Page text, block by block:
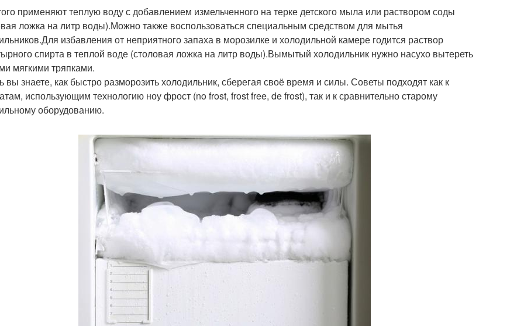
применяют теплую воду с добавлением измельченного на терке детского мыла или раствором соды
ложка на литр воды).Можно также воспользоваться специальным средством для мытья
избавления от неприятного запаха в морозилке и холодильной камере годится раствор
спирта в теплой воде (столовая ложка на литр воды).Вымытый холодильник нужно насухо вытереть
мягкими тряпками.
вы знаете, как быстро разморозить холодильник, сберегая своё время и силы. Советы подходят как к
использующим технологию ноу фрост (no frost, frost free, de frost), так и к сравнительно старому
оборудованию.